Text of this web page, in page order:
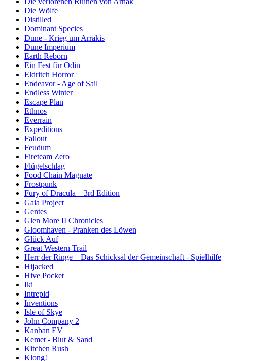
Die Wölfe
Distilled
Dominant Species
Dune - Krieg um Arrakis
Dune Imperium
Earth Reborn
Ein Fest für Odin
Eldritch Horror
Endeavor - Age of Sail
Endless Winter
Escape Plan
Ethnos
Everrain
Expeditions
Fallout
Feudum
Fireteam Zero
Flügelschlag
Food Chain Magnate
Frostpunk
Fury of Dracula – 3rd Edition
Gaia Project
Gentes
Glen More II Chronicles
Gloomhaven - Pranken des Löwen
Glück Auf
Great Western Trail
Herr der Ringe – Das Schicksal der Gemeinschaft - Spielhilfe
Hijacked
Hive Pocket
Iki
Intrepid
Inventions
Isle of Skye
John Company 2
Kanban EV
Kemet - Blut & Sand
Kitchen Rush
Klong!